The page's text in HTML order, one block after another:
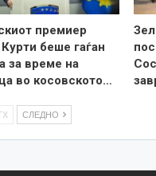
премиер
беше гаѓан
за време на
во косовското…
СЛЕДНО